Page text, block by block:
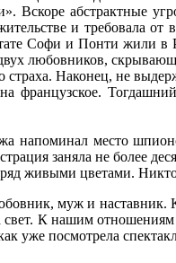
Вскоре абстрактные
и требовала от
Софи и Понти
любовников,
страха. Наконец, не
французское.
напоминал место
заняла не более
живыми цветами.
муж и
К нашим
уже посмотрела